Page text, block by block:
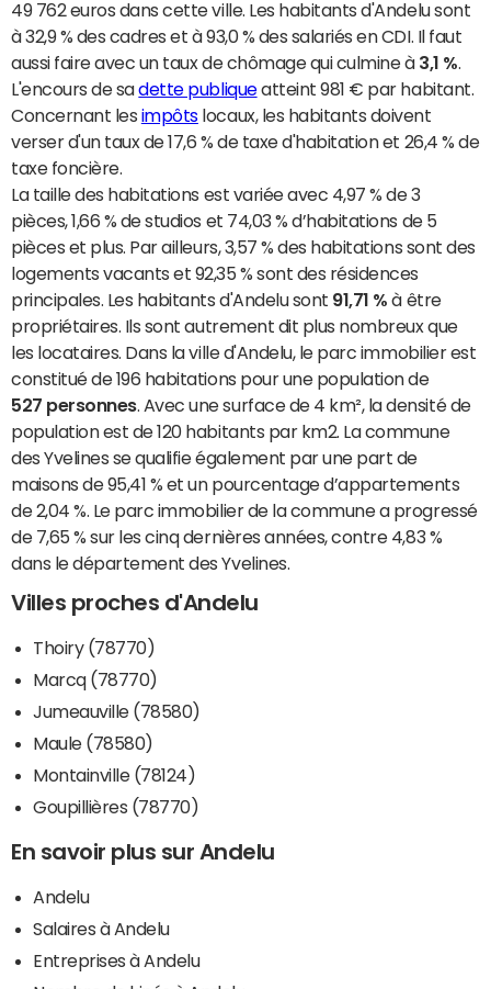
49 762 euros dans cette ville. Les habitants d'Andelu sont
à 32,9 % des cadres et à 93,0 % des salariés en CDI. Il faut
aussi faire avec un taux de chômage qui culmine à 3,1 %.
L'encours de sadette publiqueatteint 981 € par habitant.
Concernant les impôtslocaux, les habitants doivent
verser d'un taux de 17,6 % de taxe d'habitation et 26,4 % de
taxe foncière.
La taille des habitations est variée avec 4,97 % de 3
pièces, 1,66 % de studios et 74,03 % d’habitations de 5
pièces et plus. Par ailleurs, 3,57 % des habitations sont des
logements vacants et 92,35 % sont des résidences
principales. Les habitants d'Andelu sont 91,71 % à être
propriétaires. Ils sont autrement dit plus nombreux que
les locataires. Dans la ville d'Andelu, le parc immobilier est
constitué de 196 habitations pour une population de
527 personnes. Avec une surface de 4 km², la densité de
population est de 120 habitants par km2. La commune
des Yvelines se qualifie également par une part de
maisons de 95,41 % et un pourcentage d’appartements
de 2,04 %. Le parc immobilier de la commune a progressé
de 7,65 % sur les cinq dernières années, contre 4,83 %
dans le département des Yvelines.
Villes proches d'Andelu
Thoiry (78770)
Marcq (78770)
Jumeauville (78580)
Maule (78580)
Montainville (78124)
Goupillières (78770)
En savoir plus sur Andelu
Andelu
Salaires à Andelu
Entreprises à Andelu